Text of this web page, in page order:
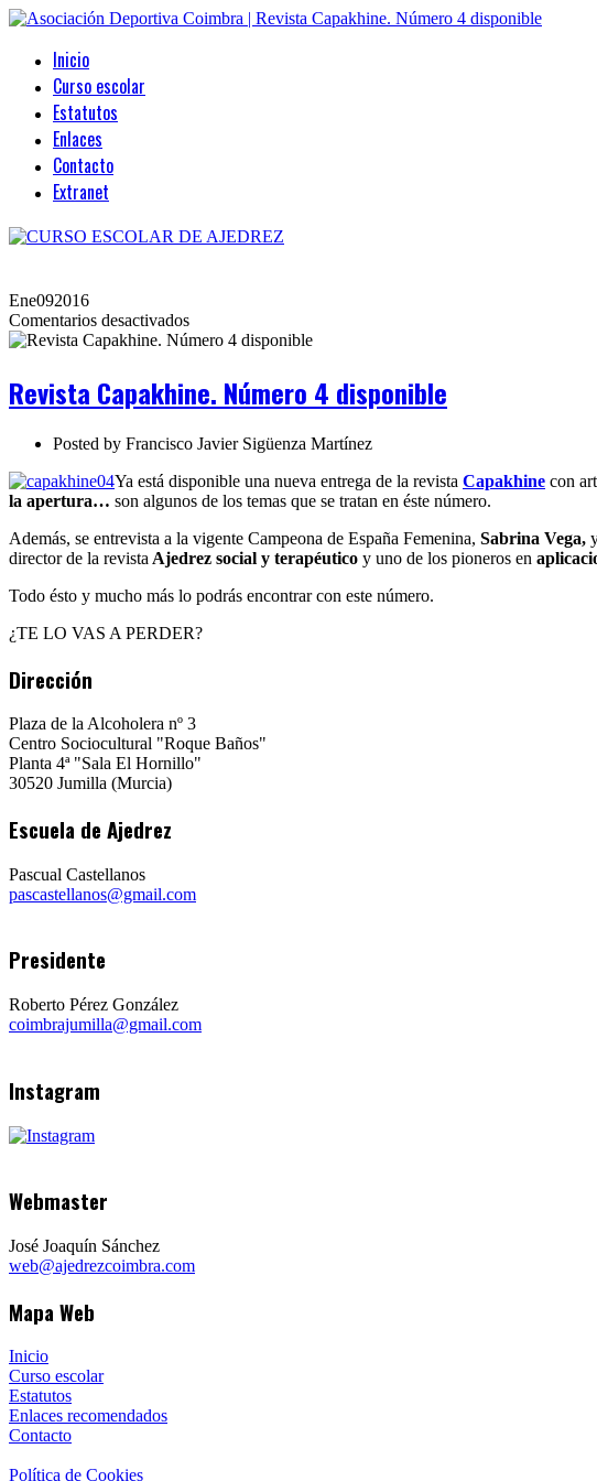
Inicio
Curso escolar
Estatutos
Enlaces
Contacto
Extranet
Ene092016
Comentarios desactivadosen
Revista
Número
4
Revista Capakhine. Número 4 disponible
Posted by Francisco Javier Sigüenza Martínez
Ya está disponible una nueva entrega de la revista Capakhine con
la apertura… son algunos de los temas que se tratan en éste número.
Además, se entrevista a la vigente Campeona de España Femenina, Sabrina Vega,
director de la revista Ajedrez social y terapéutico y uno de los pioneros en
Todo ésto y mucho más lo podrás encontrar con este número.
¿TE LO VAS A PERDER?
Dirección
Plaza de la Alcoholera nº 3
Centro Sociocultural "Roque Baños"
Planta 4ª "Sala El Hornillo"
30520 Jumilla (Murcia)
Escuela de Ajedrez
Pascual Castellanos
pascastellanos@gmail.com
Presidente
Roberto Pérez González
coimbrajumilla@gmail.com
Instagram
Webmaster
José Joaquín Sánchez
web@ajedrezcoimbra.com
Mapa Web
Inicio
Curso escolar
Estatutos
Enlaces recomendados
Contacto
Política de Cookies